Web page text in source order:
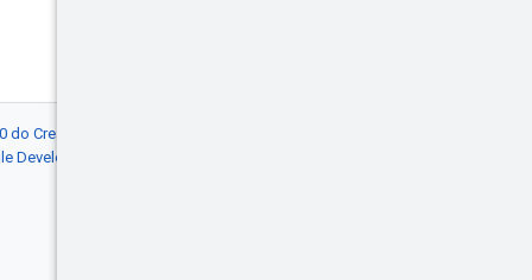
Creative Commons
Developers